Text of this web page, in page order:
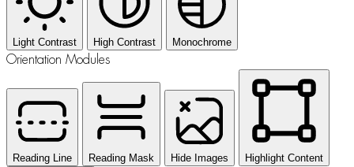
Light Contrast High Contrast Monochrome
Orientation Modules
Reading Line Reading Mask Hide Images Highlight Content